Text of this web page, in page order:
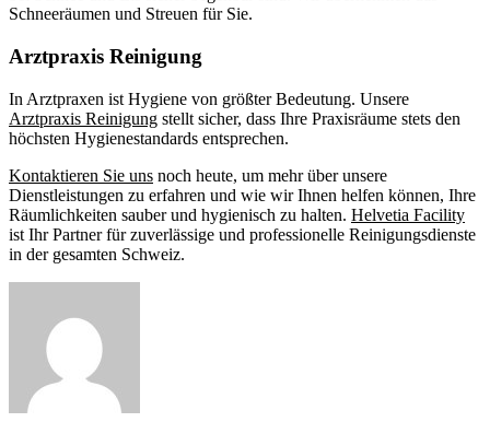
Schneeräumen und Streuen für Sie.
Arztpraxis Reinigung
In Arztpraxen ist Hygiene von größter Bedeutung. Unsere
Arztpraxis Reinigung stellt sicher, dass Ihre Praxisräume stets den
höchsten Hygienestandards entsprechen.
Kontaktieren Sie uns noch heute, um mehr über unsere
Dienstleistungen zu erfahren und wie wir Ihnen helfen können, Ihre
Räumlichkeiten sauber und hygienisch zu halten. Helvetia Facility
ist Ihr Partner für zuverlässige und professionelle Reinigungsdienste
in der gesamten Schweiz.